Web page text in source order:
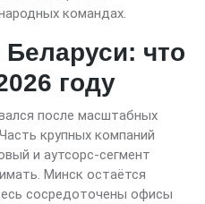
командах.
что
году
после масштабных
крупных компаний
и аутсорс-сегмент
Минск остаётся
сосредоточены офисы